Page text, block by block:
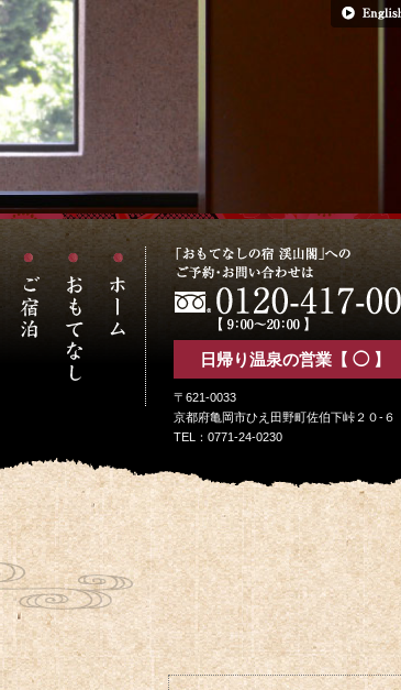
日帰り温泉の営業【 ◯ 】
〒621-0033
京都府亀岡市ひえ田野町佐伯下峠２０-６
TEL：0771-24-0230